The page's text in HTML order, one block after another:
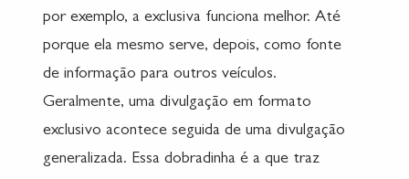
por exemplo, a exclusiva funciona melhor. Até
porque ela mesmo serve, depois, como fonte
de informação para outros veículos.
Geralmente, uma divulgação em formato
exclusivo acontece seguida de uma divulgação
generalizada. Essa dobradinha é a que traz